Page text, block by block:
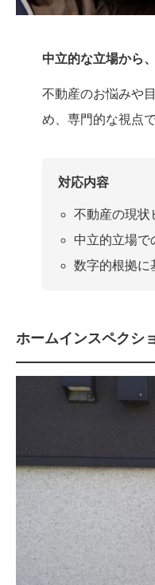
中立的な立場から
不動産のお悩みや
め、専門的な視点
対応内容
不動産の現状
中立的立場で
数字的根拠に
ホームインスペクシ